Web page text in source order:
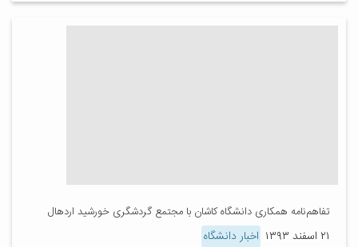
تفاهم‌نامه همکاری دانشگاه کاشان با مجتمع گردشگری خورشید اردهال
۲۱ اسفند ۱۳۹۳ اخبار دانشگاه